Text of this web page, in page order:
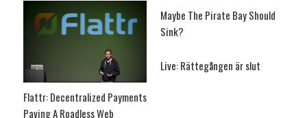
Flattr: Decentralized Payments
Paving A Roadless Web
Maybe The Pirate Bay Should
Sink?
Live: Rättegången är slut